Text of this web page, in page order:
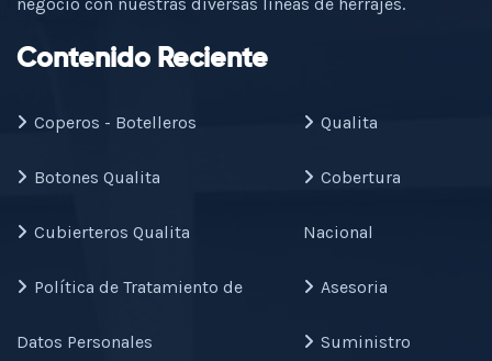
Contenido Reciente
Coperos - Botelleros
Botones Qualita
Cubierteros Qualita
Política de Tratamiento de
Datos Personales
Qualita
Cobertura
Nacional
Asesoria
Suministro